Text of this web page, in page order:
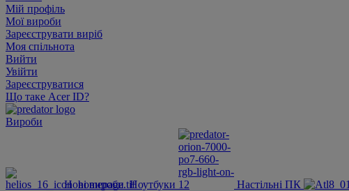
Мій профіль
Мої вироби
Зареєструвати виріб
Моя спільнота
Вийти
Увійти
Зареєструватися
Що таке Acer ID?
Вироби
Нові вироби Ноутбуки Настільні ПК